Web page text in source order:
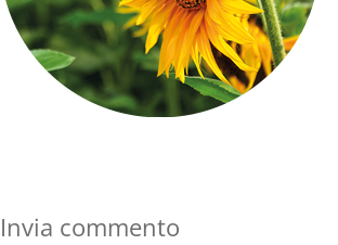
Invia commento